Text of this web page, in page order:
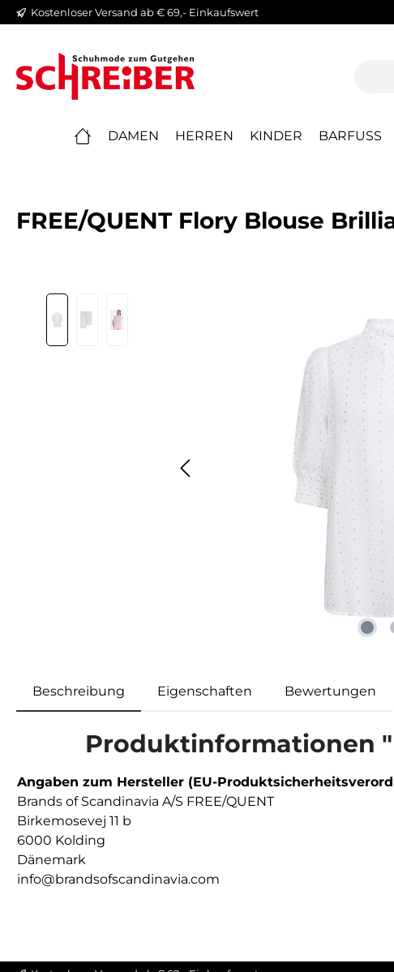
Zur Hauptnavigation springen
Kostenloser Versand ab € 69,- Einkaufswert
DAMEN HERREN KINDER BARFUSS
FREE/QUENT Flory Blouse
Bildergalerie überspringen
Beschreibung Eigenschaften Bewertungen
Produktinformationen
Angaben zum Hersteller (EU-
Brands of Scandinavia A/S FREE/QUENT
Birkemosevej 11 b
6000 Kolding
Dänemark
info@brandsofscandinavia.com